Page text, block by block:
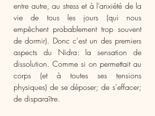
entre autre, au stress et à l’anxiété de la
vie de tous les jours (qui nous
empêchent probablement trop souvent
de dormir). Donc c'est un des premiers
aspects du Nidra: la sensation de
dissolution. Comme si on permettait au
corps (et à toutes ses tensions
physiques) de se déposer; de s'effacer;
de disparaître.